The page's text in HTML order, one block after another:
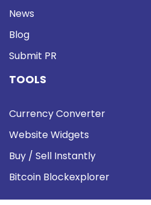
News
Blog
Submit PR
TOOLS
Currency Converter
Website Widgets
Buy / Sell Instantly
Bitcoin Blockexplorer